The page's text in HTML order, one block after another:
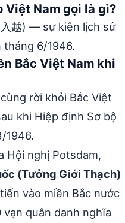
Việt Nam gọi là gì?
入越) — sự kiện lịch sử
6/1946.
Bắc Việt Nam khi
rời khỏi Bắc Việt
khi Hiệp định Sơ bộ
1946.
Hội nghị Potsdam,
(Tưởng Giới Thạch)
vào miền Bắc nước
quân danh nghĩa